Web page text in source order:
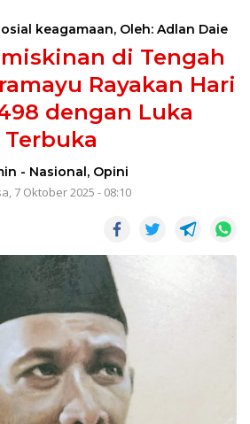
keagamaan, Oleh: Adlan Daie
di Tengah
Rayakan Hari
dengan Luka
Terbuka
- Nasional, Opini
7 Oktober 2025 - 08:10